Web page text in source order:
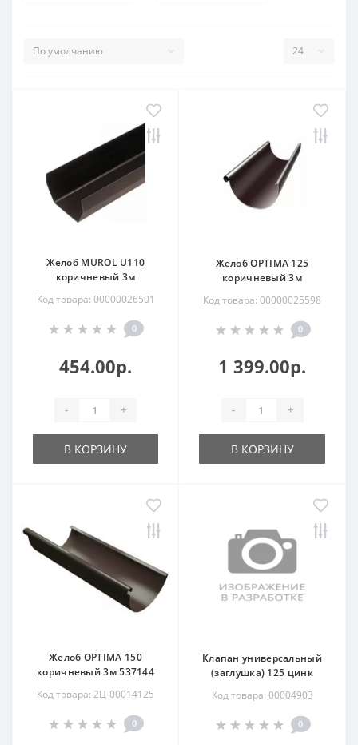
Желоб MUROL U110
коричневый 3м
Код товара: 00000026501
0
454.00р.
- +
В КОРЗИНУ
Желоб OPTIMA 125
коричневый 3м
Код товара: 00000025598
0
1 399.00р.
- +
В КОРЗИНУ
Желоб OPTIMA 150
коричневый 3м 537144
Код товара: 2Ц-00014125
0
Клапан универсальный
(заглушка) 125 цинк
Код товара: 00004903
0